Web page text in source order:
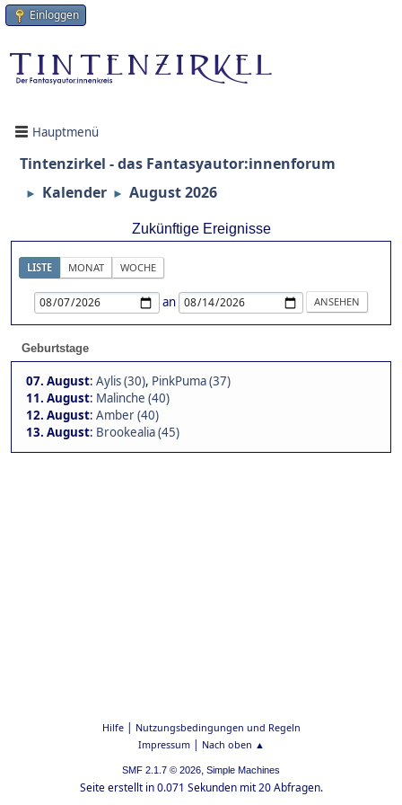
Einloggen
Hauptmenü
Tintenzirkel - das Fantasyautor:innenforum
► Kalender ► August 2026
Zukünftige Ereignisse
LISTE MONAT WOCHE
an
Geburtstage
07. August: Aylis (30), PinkPuma (37)
11. August: Malinche (40)
12. August: Amber (40)
13. August: Brookealia (45)
Hilfe| Nutzungsbedingungen und Regeln
Impressum| Nach oben ▲
SMF 2.1.7 © 2026, Simple Machines
Seite erstellt in 0.071 Sekunden mit 20 Abfragen.